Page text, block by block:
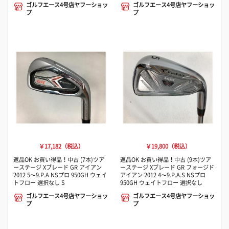
ゴルフエース4号店ヤフーショッ
プ
ゴルフエース4号店ヤフーショッ
プ
￥17,182（税込）
返品OK お買い得品！中古 (7本)ツア
ーステージ Xブレード GR アイアン
2012 5〜9.P.A NSプロ 950GH ウェイ
トフロー 選択なし S
ゴルフエース4号店ヤフーショッ
プ
￥19,800（税込）
返品OK お買い得品！中古 (9本)ツア
ーステージ Xブレード GR フォージド
アイアン 2012 4〜9.P.A.S NSプロ
950GH ウェイトフロー 選択なし
ゴルフエース4号店ヤフーショッ
プ